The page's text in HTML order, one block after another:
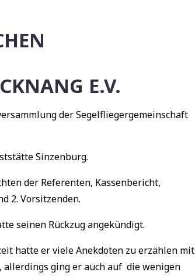
E.V.
der Segelfliegergemeinschaft
Sinzenburg.
der Referenten, Kassenbericht,
2. Vorsitzenden.
seinen Rückzug angekündigt.
hatte er viele Anekdoten zu erzählen mit
ging er auch auf die wenigen